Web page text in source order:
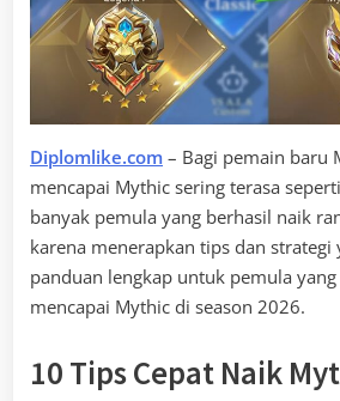
Diplomlike.com – Bagi pemain baru
mencapai Mythic sering terasa
banyak pemula yang berhasil naik
karena menerapkan tips dan strategi
panduan lengkap untuk pemula
mencapai Mythic di season 2026.
10 Tips Cepat Naik